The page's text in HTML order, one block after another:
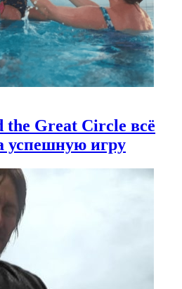
the Great Circle всё
успешную игру